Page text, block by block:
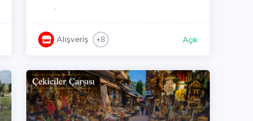
,
Alışveriş +8 Açık